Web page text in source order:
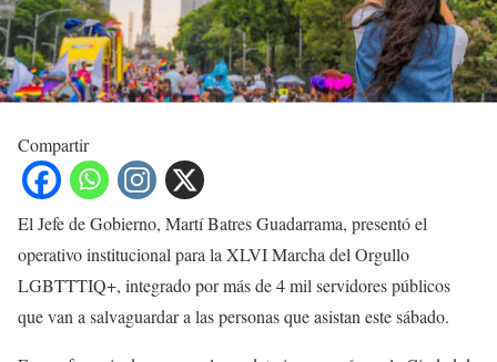
Compartir
El Jefe de Gobierno, Martí Batres Guadarrama, presentó el
operativo institucional para la XLVI Marcha del Orgullo
LGBTTTIQ+, integrado por más de 4 mil servidores públicos
que van a salvaguardar a las personas que asistan este sábado.